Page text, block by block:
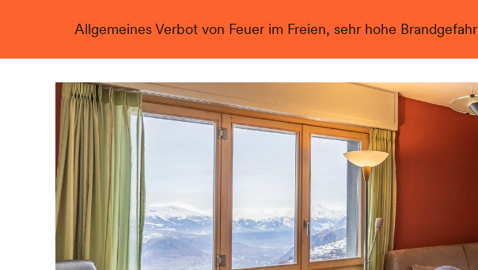
Allgemeines Verbot von Feuer im Freien, sehr hohe Brandgefahr
Live